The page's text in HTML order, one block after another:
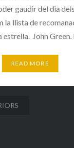
gaudir del dia
la llista de
estrella. John
READ MORE